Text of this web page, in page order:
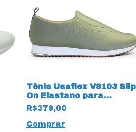
Tênis Usaflex V9103 Slip
On Elastano para
diabéticos 17273 Oliva
R$379,00
Comprar